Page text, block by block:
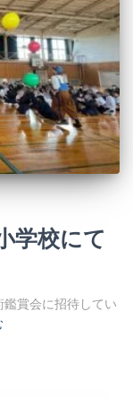
学校にて
賞会に招待してい